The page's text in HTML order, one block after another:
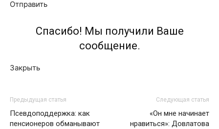
Отправить
Спасибо! Мы получили Ваше
сообщение.
Закрыть
Предыдущая статья
Псевдоподдержка: как
пенсионеров обманывают
Следующая статья
«Он мне начинает
нравиться»: Довлатова